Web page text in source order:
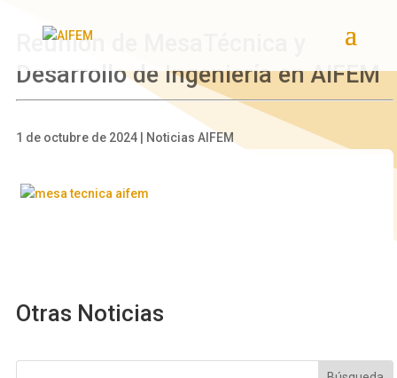
Reunión de MesaTécnica y
Desarrollo de Ingeniería en AIFEM
1 de octubre de 2024 | Noticias AIFEM
Otras Noticias